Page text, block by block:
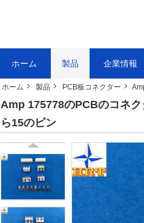
ホーム 製品 企業情報
ホーム 製品 PCB板コネクター
Amp 175778のPCBのコネ
ら15のピン